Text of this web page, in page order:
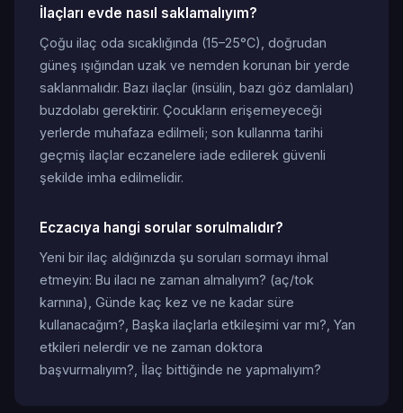
İlaçları evde nasıl saklamalıyım?
Çoğu ilaç oda sıcaklığında (15–25°C), doğrudan
güneş ışığından uzak ve nemden korunan bir yerde
saklanmalıdır. Bazı ilaçlar (insülin, bazı göz damlaları)
buzdolabı gerektirir. Çocukların erişemeyeceği
yerlerde muhafaza edilmeli; son kullanma tarihi
geçmiş ilaçlar eczanelere iade edilerek güvenli
şekilde imha edilmelidir.
Eczacıya hangi sorular sorulmalıdır?
Yeni bir ilaç aldığınızda şu soruları sormayı ihmal
etmeyin: Bu ilacı ne zaman almalıyım? (aç/tok
karnına), Günde kaç kez ve ne kadar süre
kullanacağım?, Başka ilaçlarla etkileşimi var mı?, Yan
etkileri nelerdir ve ne zaman doktora
başvurmalıyım?, İlaç bittiğinde ne yapmalıyım?